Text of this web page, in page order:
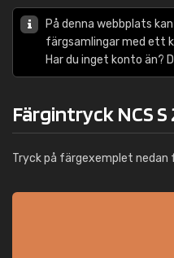
På denna webbplats
färgsamlingar med ett
Har du inget konto än?
Färgintryck NCS S
Tryck på färgexemplet